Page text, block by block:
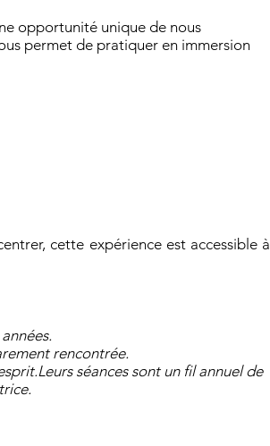
opportunité unique de nous
permet de pratiquer en immersion
cette expérience est accessible à
rencontrée.
séances sont un fil annuel de